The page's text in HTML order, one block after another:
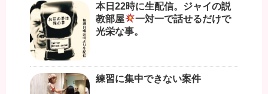
本日22時に生配信。ジャイの説
教部屋
一対一で話せるだけで
光栄な事。
練習に集中できない案件